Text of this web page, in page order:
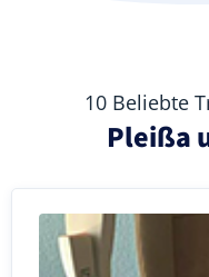
10 Beliebte
Pleißa